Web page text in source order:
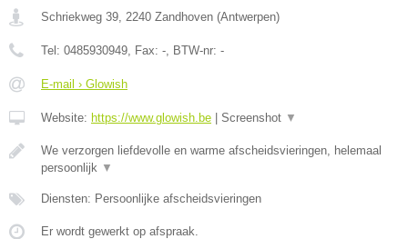
Schriekweg 39, 2240 Zandhoven (Antwerpen)
Tel: 0485930949, Fax: -, BTW-nr: -
E-mail › Glowish
Website: https://www.glowish.be Screenshot ▼
We verzorgen liefdevolle en warme afscheidsvieringen, helemaal
persoonlijk ▼
Diensten: Persoonlijke afscheidsvieringen
Er wordt gewerkt op afspraak.